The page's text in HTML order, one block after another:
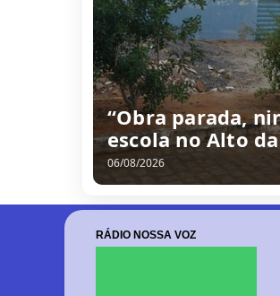
“Obra parada,
escola no Alto
06/08/2026
RÁDIO NOSSA VOZ